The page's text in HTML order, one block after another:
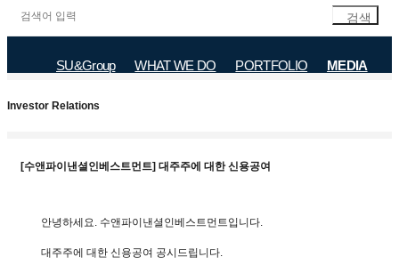
SU&Group WHAT WE DO PORTFOLIO MEDIA
Investor Relations
[수앤파이낸셜인베스트먼트] 대주주에 대한 신용공여
안녕하세요. 수앤파이낸셜인베스트먼트입니다.
대주주에 대한 신용공여 공시드립니다.